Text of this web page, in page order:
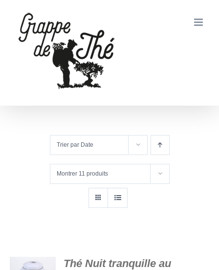
contenu
Trier par Date
Montrer 11 produits
Thé Nuit tranquille au